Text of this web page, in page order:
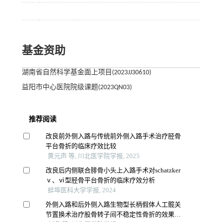
基金资助
湖南省自然科学基金面上项目(2023JJ30610)
益阳市中心医院院级课题(2023QN03)